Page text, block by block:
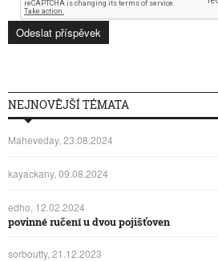
NEJNOVĚJŠÍ TÉMATA
Maheveday, 23.08.2024
kayackany, 09.08.2024
edho, 12.02.2024
povinné ručení u dvou pojišťoven
sorboutty, 21.12.2023